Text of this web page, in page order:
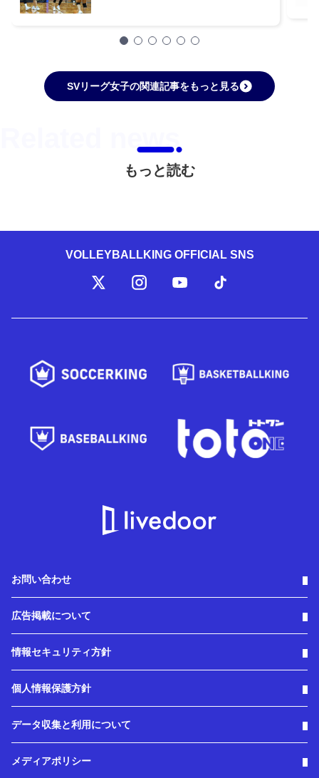
SVリーグ女子の関連記事をもっと見る
もっと読む
VOLLEYBALLKING OFFICIAL SNS
お問い合わせ
広告掲載について
情報セキュリティ方針
個人情報保護方針
データ収集と利用について
メディアポリシー